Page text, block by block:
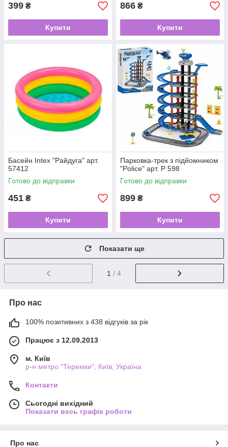
399 ₴
Купити
866 ₴
Купити
Басейн Intex "Райдуга" арт.
57412
Готово до відправки
451 ₴
Купити
Парковка-трек з підйомником
"Police" арт. P 598
Готово до відправки
899 ₴
Купити
Показати ще
1 / 4
Про нас
100% позитивних з 438 відгуків за рік
Працює з 12.09.2013
м. Київ
р-н метро "Теремки", Київ, Україна
Контакти
Сьогодні вихідний
Показати весь графік роботи
Про нас